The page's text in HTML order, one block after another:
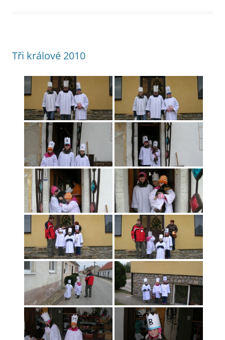
Tři králové 2010